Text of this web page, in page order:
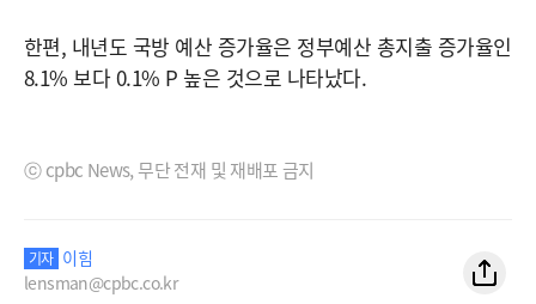
한편, 내년도 국방 예산 증가율은 정부예산 총지출 증가율인
8.1% 보다 0.1% P 높은 것으로 나타났다.
ⓒ cpbc News, 무단 전재 및 재배포 금지
기자 이힘
lensman@cpbc.co.kr